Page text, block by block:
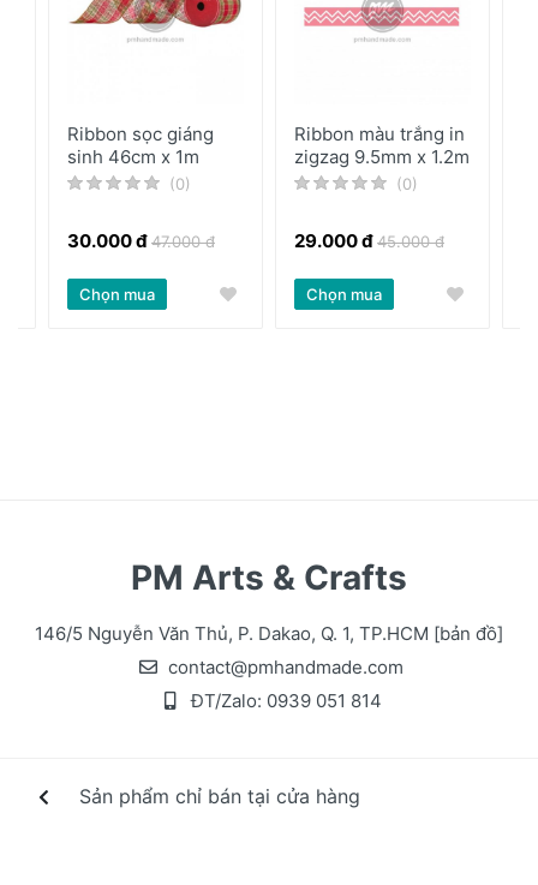
Ribbon sọc giáng
sinh 46cm x 1m
(0)
30.000 đ47.000 đ
Chọn mua
Ribbon màu trắng in
zigzag 9.5mm x 1.2m
(0)
29.000 đ45.000 đ
Chọn mua
Sản phẩm chỉ bán tại cửa hàng
PM Arts & Crafts
146/5 Nguyễn Văn Thủ, P. Dakao, Q. 1, TP.HCM [bản đồ]
contact@pmhandmade.com
ĐT/Zalo: 0939 051 814